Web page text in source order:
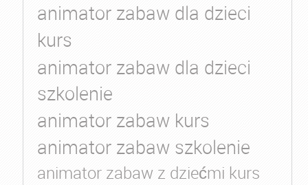
animator zabaw dla dzieci
kurs
animator zabaw dla dzieci
szkolenie
animator zabaw kurs
animator zabaw szkolenie
animator zabaw z dziećmi kurs